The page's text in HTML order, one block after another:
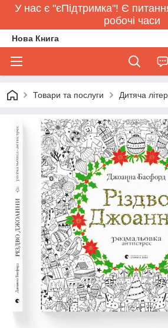
У нас є "єПідтримка"! Є
робочі часи
Нова Книга
Товари та послуги Дитяча